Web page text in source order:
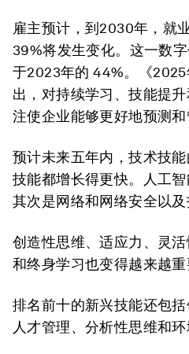
雇主预计，到2030年，就
39%将发生变化。这一数
于2023年的 44%。《
出，对持续学习、技能提
注使企业能够更好地预测和
预计未来五年内，技术技
技能都增长得更快。人工
其次是网络和网络安全以及
创造性思维、适应力、灵
和终身学习也变得越来越重
排名前十的新兴技能还包括
人才管理、分析性思维和环